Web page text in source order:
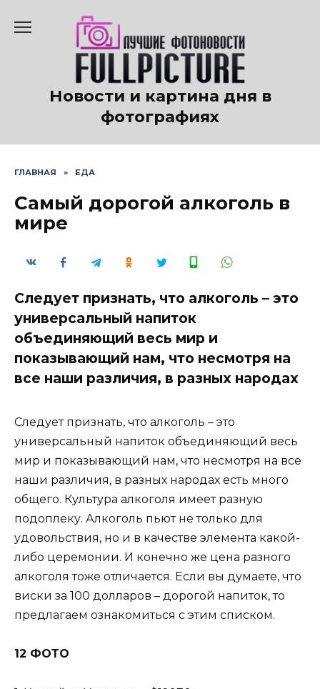
содержанию
Новости и картина дня в
фотографиях
ГЛАВНАЯ » ЕДА
Самый дорогой алкоголь в
мире
Следует признать, что алкоголь – это
универсальный напиток
объединяющий весь мир и
показывающий нам, что несмотря на
все наши различия, в разных народах
Следует признать, что алкоголь – это
универсальный напиток объединяющий весь
мир и показывающий нам, что несмотря на все
наши различия, в разных народах есть много
общего. Культура алкоголя имеет разную
подоплеку. Алкоголь пьют не только для
удовольствия, но и в качестве элемента какой-
либо церемонии. И конечно же цена разного
алкоголя тоже отличается. Если вы думаете, что
виски за 100 долларов – дорогой напиток, то
предлагаем ознакомиться с этим списком.
12 ФОТО